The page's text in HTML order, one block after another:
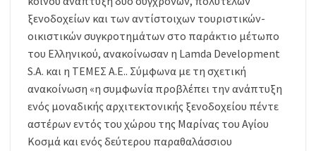
ξενοδοχείων και των αντίστοιχων τουριστικών-
οικιστικών συγκροτημάτων στο παράκτιο μέτωπο
του Ελληνικού, ανακοίνωσαν η Lamda Development
S.A. και η ΤΕΜΕΣ A.E.. Σύμφωνα με τη σχετική
ανακοίνωση «η συμφωνία προβλέπει την ανάπτυξη
ενός μοναδικής αρχιτεκτονικής ξενοδοχείου πέντε
αστέρων εντός του χώρου της Μαρίνας του Αγίου
Κοσμά και ενός δεύτερου παραθαλάσσιου